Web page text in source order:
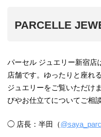
PARCELLE
パーセル ジュエリー新宿店
店舗です。ゆったりと座れ
ジュエリーをご覧いただけ
びやお仕立てについてご相
◯ 店長：半田（